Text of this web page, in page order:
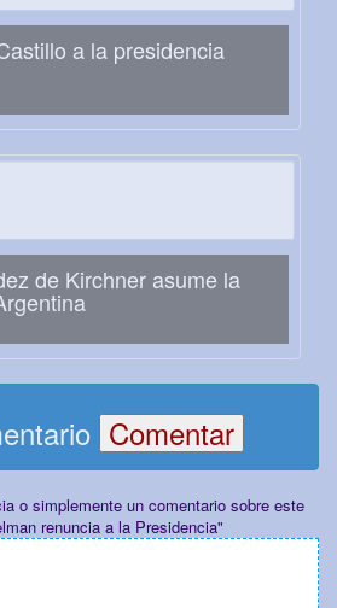
a la presidencia
de Kirchner asume la
o simplemente un comentario sobre este
renuncia a la Presidencia"